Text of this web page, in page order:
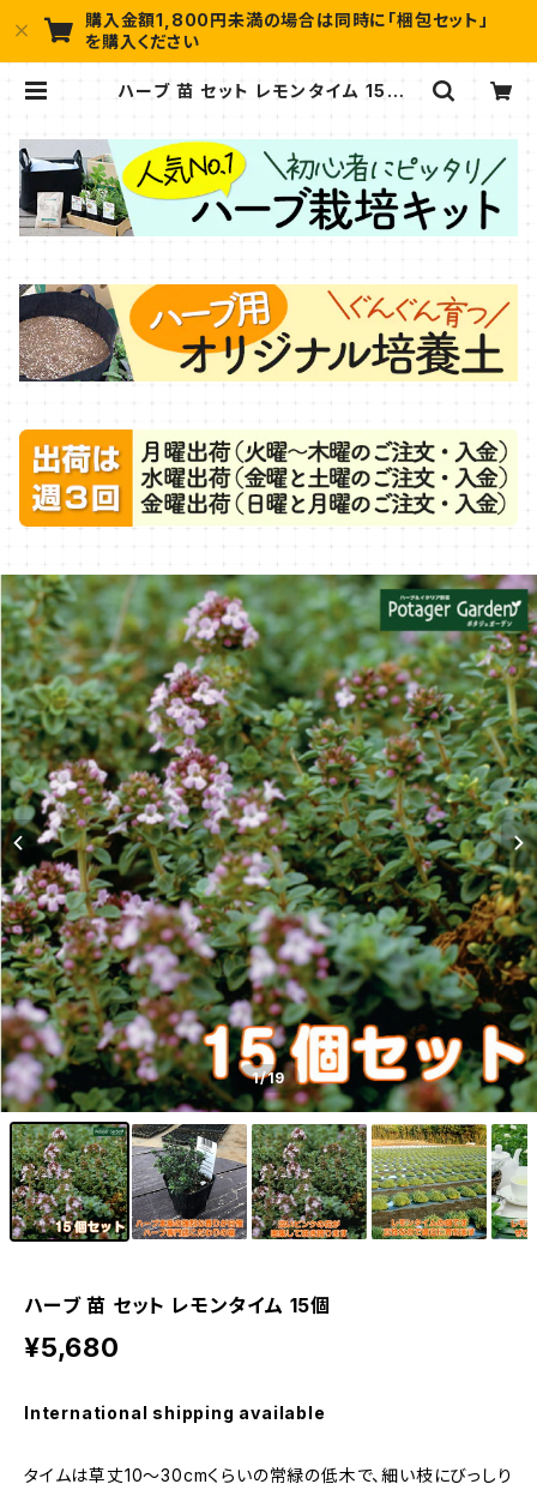
購入金額1,800円未満の場合は同時に「梱包セット」
を購入ください
ハーブ 苗 セット レモンタイム 15個 |
1/19
ハーブ 苗 セット レモンタイム 15個
¥5,680
International shipping available
タイムは草丈10〜30cmくらいの常緑の低木で、細い枝にびっしり